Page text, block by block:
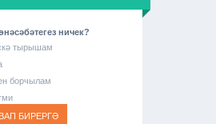
ничек?
тырышам
борчылам